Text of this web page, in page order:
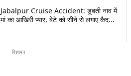
Jabalpur Cruise Accident: डूबती नाव में
मां का आखिरी प्यार, बेटे को सीने से लगाए कैद...
विज्ञापन